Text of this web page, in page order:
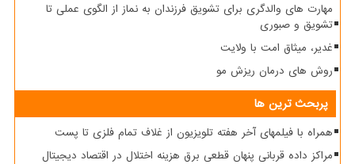
مهارت های والدگری برای تشویق فرزندان به نماز از الگوی عملی تا
تشویق و صبوری
غدیر، میثاق امت با ولایت
روش های درمان ریزش مو
پربحث ترین ها
همراه با فیلمهای آخر هفته تلویزیون از غلاف تمام فلزی تا پست
مراکز داده قربانی پنهان قطعی برق هزینه اختلال در اقتصاد دیجیتال